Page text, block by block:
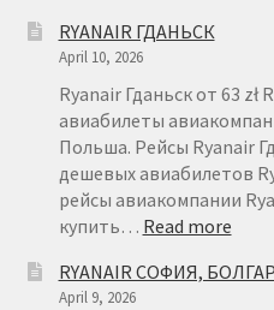
RYANAIR ГДАНЬСК
April 10, 2026
Ryanair Гданьск от 63 zł
авиабилеты
Польша. Рейсы Ryanair
дешевых авиабилетов
рейсы авиакомпании
купить… Read more:
RYANAIR СОФИЯ,
April 9, 2026